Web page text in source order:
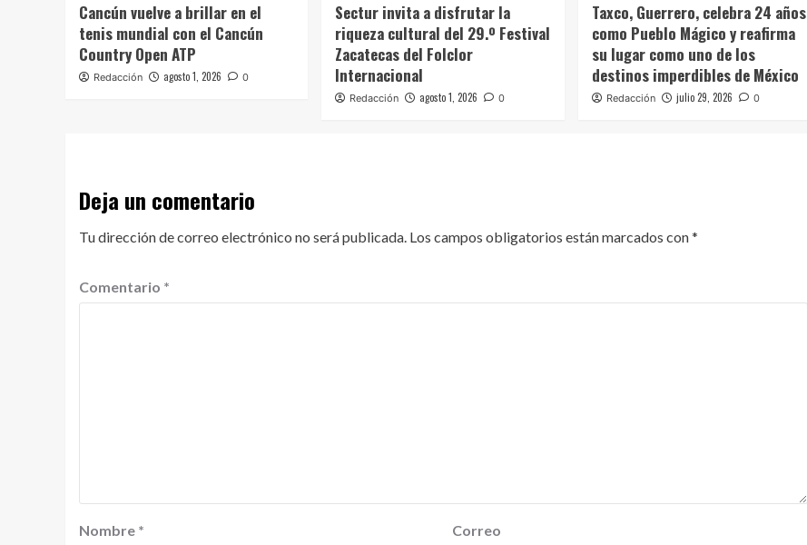
Cancún vuelve a brillar en el
tenis mundial con el Cancún
Country Open ATP
Redacción agosto 1, 2026 0
Sectur invita a disfrutar la
riqueza cultural del 29.º Festival
Zacatecas del Folclor
Internacional
Redacción agosto 1, 2026 0
Taxco, Guerrero, celebra 24 años
como Pueblo Mágico y reafirma
su lugar como uno de los
destinos imperdibles de México
Redacción julio 29, 2026 0
Deja un comentario
Tu dirección de correo electrónico no será publicada. Los campos obligatorios están marcados con*
Comentario *
Nombre *
Correo